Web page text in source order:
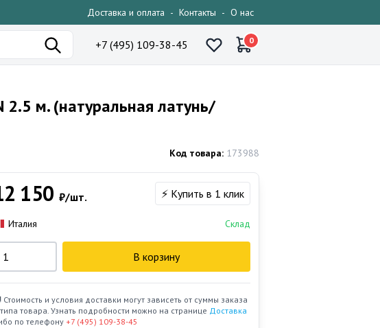
Доставка и оплата - Контакты - О нас
+7 (495) 109-38-45 0
м. (натуральная латунь/
Код товара: 173988
150 ₽/шт. ⚡ Купить в 1 клик
Италия Склад
В корзину
Стоимость и условия доставки могут зависеть от суммы заказа
товара. Узнать подробности можно на странице Доставка
по телефону +7 (495) 109-38-45